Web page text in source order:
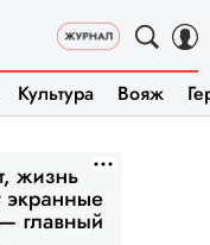
Культура Вояж